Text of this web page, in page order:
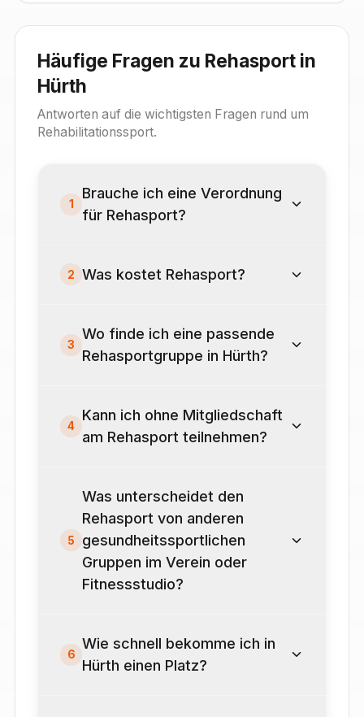
Häufige Fragen zu Rehasport in
Hürth
Antworten auf die wichtigsten Fragen rund um
Rehabilitationssport.
1
Brauche ich eine Verordnung
für Rehasport?
2 Was kostet Rehasport?
3
Wo finde ich eine passende
Rehasportgruppe in Hürth?
4
Kann ich ohne Mitgliedschaft
am Rehasport teilnehmen?
5
Was unterscheidet den
Rehasport von anderen
gesundheitssportlichen
Gruppen im Verein oder
Fitnessstudio?
6
Wie schnell bekomme ich in
Hürth einen Platz?